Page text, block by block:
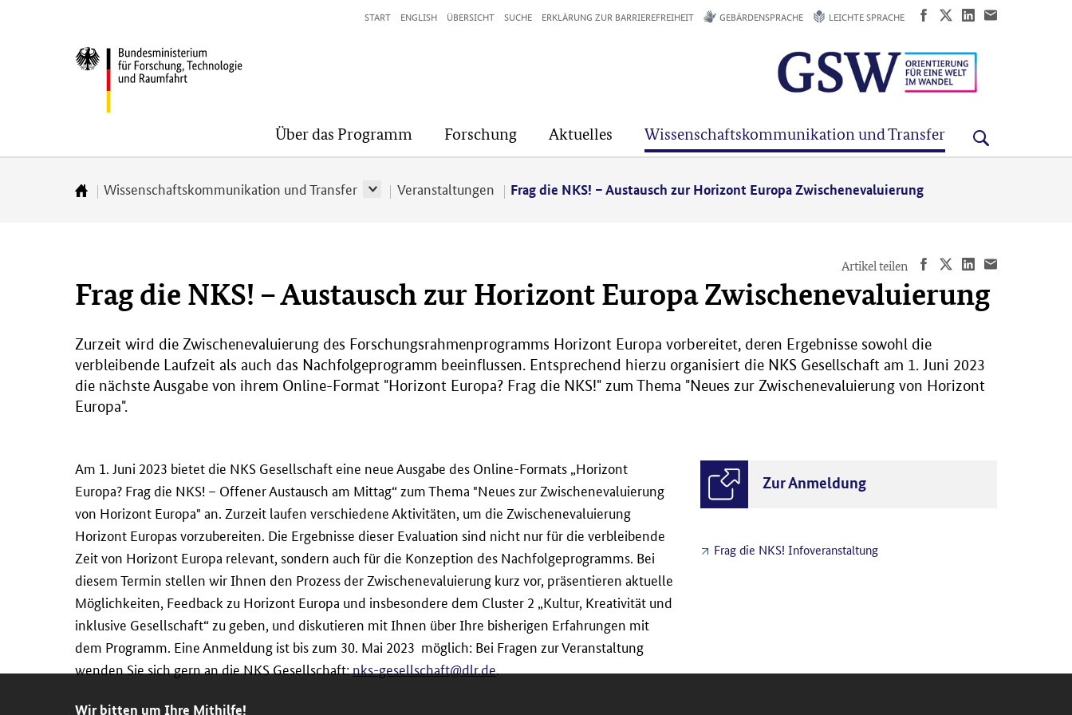
Wir bitten um Ihre Mithilfe!
BMFTR
Über das Programm Forschung Aktuelles Wissenschaftskommunikation und Transfer
START ENGLISH ÜBERSICHT SUCHE ERKLÄRUNG ZUR BARRIEREFREIHEIT GEBÄRDENSPRACHE LEICHTE SPRACHE
Zur
Wissenschaftskommunikation und Transfer Veranstaltungen Frag die NKS! – Austausch zur Horizont Europa Zwischenevaluierung
Artikel teilen
Frag die NKS! – Austausch zur Horizont Europa Zwischenevaluierung
Zurzeit wird die Zwischenevaluierung des Forschungsrahmenprogramms Horizont Europa vorbereitet, deren Ergebnisse sowohl die
verbleibende Laufzeit als auch das Nachfolgeprogramm beeinflussen. Entsprechend hierzu organisiert die NKS Gesellschaft am 1. Juni 2023
die nächste Ausgabe von ihrem Online-Format "Horizont Europa? Frag die NKS!" zum Thema "Neues zur Zwischenevaluierung von Horizont
Europa".
Am 1. Juni 2023 bietet die NKS Gesellschaft eine neue Ausgabe des Online-Formats „Horizont
Europa? Frag die NKS! – Offener Austausch am Mittag“ zum Thema "Neues zur Zwischenevaluierung
von Horizont Europa" an. Zurzeit laufen verschiedene Aktivitäten, um die Zwischenevaluierung
Horizont Europas vorzubereiten. Die Ergebnisse dieser Evaluation sind nicht nur für die verbleibende
Zeit von Horizont Europa relevant, sondern auch für die Konzeption des Nachfolgeprogramms. Bei
diesem Termin stellen wir Ihnen den Prozess der Zwischenevaluierung kurz vor, präsentieren aktuelle
Möglichkeiten, Feedback zu Horizont Europa und insbesondere dem Cluster 2 „Kultur, Kreativität und
inklusive Gesellschaft“ zu geben, und diskutieren mit Ihnen über Ihre bisherigen Erfahrungen mit
dem Programm. Eine Anmeldung ist bis zum 30. Mai 2023 möglich: Bei Fragen zur Veranstaltung
wenden Sie sich gern an die NKS Gesellschaft:nks-gesellschaft@dlr.de.
Zur Anmeldung
Frag die NKS! Infoveranstaltung